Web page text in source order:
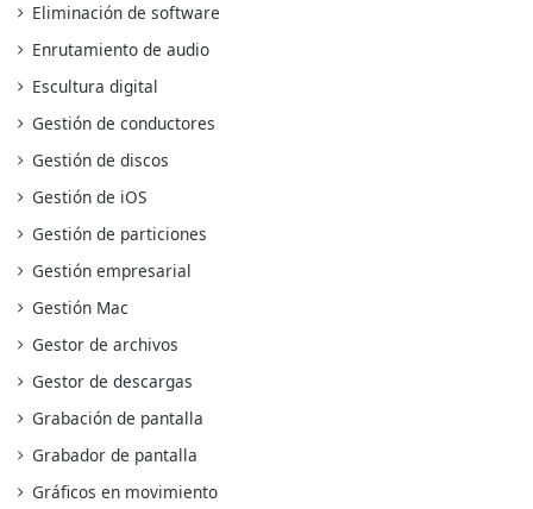
Eliminación de software
Enrutamiento de audio
Escultura digital
Gestión de conductores
Gestión de discos
Gestión de iOS
Gestión de particiones
Gestión empresarial
Gestión Mac
Gestor de archivos
Gestor de descargas
Grabación de pantalla
Grabador de pantalla
Gráficos en movimiento